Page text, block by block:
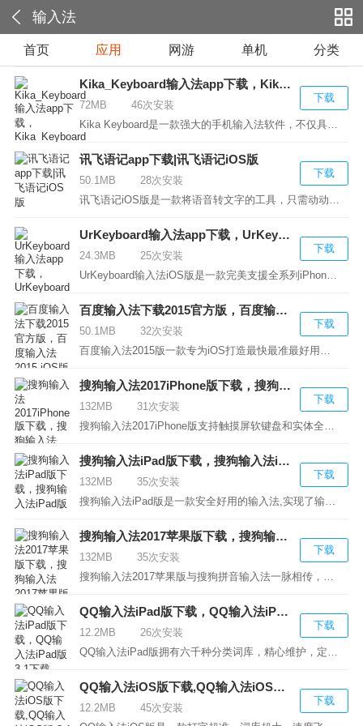
输入法
首页 应用 网游 单机 分类
Kika_Keyboard输入法app下载，Kika_Keyboard键盘app下载
72MB
46次安装
Kika Keyboard是一款强大的手机输入法软件，不仅具备...
下载
讯飞语记app下载|讯飞语记iOS版
50.1MB
28次安装
讯飞语记iOS版是一款将语音转文字的工具，只需动动嘴...
下载
UrKeyboard输入法app下载，UrKeyboard输入法iOS版
24.3MB
25次安装
UrKeyboard输入法iOS版是一款完美支援全系列iPhone i...
下载
百度输入法下载2015官方版，百度输入法2015 iOS版 6.8.0.25
50.1MB
32次安装
百度输入法2015版一款专为iOS打造最快最准最好用最强...
下载
搜狗输入法2017iPhone版下载，搜狗输入法2017iPhone版
132MB
31次安装
搜狗输入法2017iPhone版支持触摸屏软键盘和实体全键盘...
下载
搜狗输入法iPad版下载，搜狗输入法iPad版
132MB
35次安装
搜狗输入法iPad版是一款安全好用的输入法,实现了输入...
下载
搜狗输入法2017苹果版下载，搜狗输入法2017苹果版
132MB
35次安装
搜狗输入法2017苹果版与搜狗拼音输入法一脉相传，以用...
下载
QQ输入法iPad版下载，QQ输入法iPad版 3.1下载
12.2MB
26次安装
QQ输入法iPad版拥有六千种分类词库，精心维护，定期更...
下载
QQ输入法iOS版下载,QQ输入法iOS版 3.1下载
12.2MB
45次安装
下载